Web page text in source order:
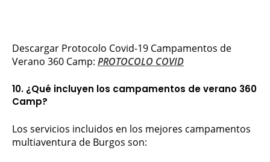
Descargar Protocolo Covid-19 Campamentos de
Verano 360 Camp: PROTOCOLO COVID
10. ¿Qué incluyen los campamentos de verano 360
Camp?
Los servicios incluidos en los mejores campamentos
multiaventura de Burgos son: